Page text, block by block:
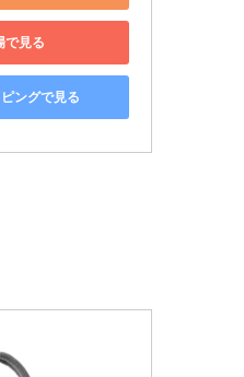
で見る
ングで見る